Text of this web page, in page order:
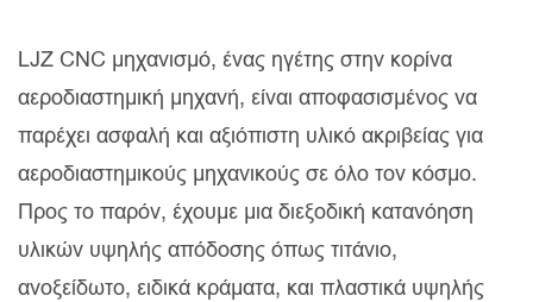
LJZ CNC μηχανισμό, ένας ηγέτης στην κορίνα
αεροδιαστημική μηχανή, είναι αποφασισμένος να
παρέχει ασφαλή και αξιόπιστη υλικό ακριβείας για
αεροδιαστημικούς μηχανικούς σε όλο τον κόσμο.
Προς το παρόν, έχουμε μια διεξοδική κατανόηση
υλικών υψηλής απόδοσης όπως τιτάνιο,
ανοξείδωτο, ειδικά κράματα, και πλαστικά υψηλής